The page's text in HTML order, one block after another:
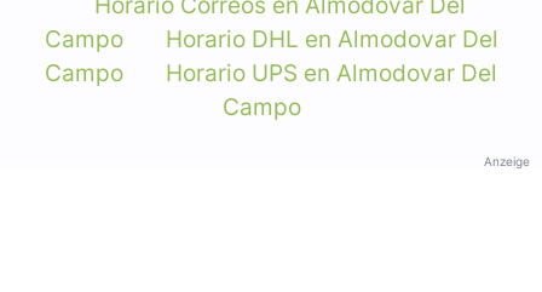
Campo
Horario DHL en Almodovar Del
Campo
Horario UPS en Almodovar Del
Campo
Anzeige